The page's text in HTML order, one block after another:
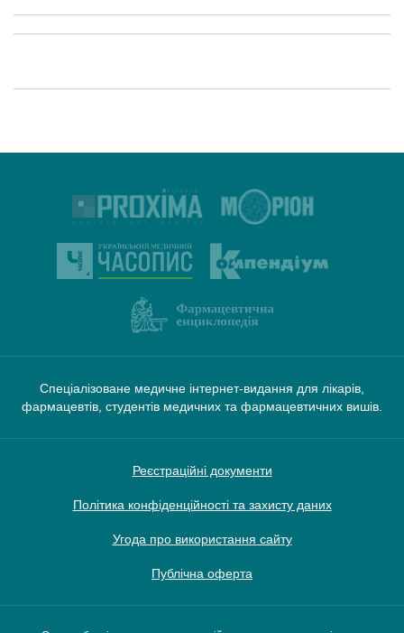
Спеціалізоване медичне інтернет-видання для лікарів,
фармацевтів, студентів медичних та фармацевтичних вишів.
Реєстраційні документи
Політика конфіденційності та захисту даних
Угода про використання сайту
Публічна оферта